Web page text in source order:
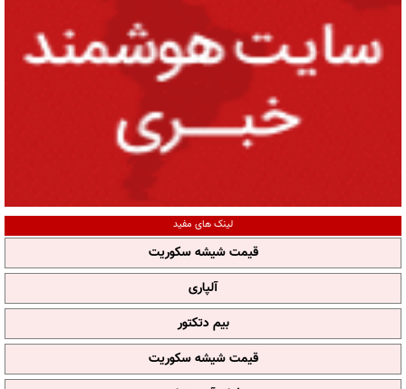
لینک های مفید
قیمت شیشه سکوریت
آلپاری
بیم دتکتور
قیمت شیشه سکوریت